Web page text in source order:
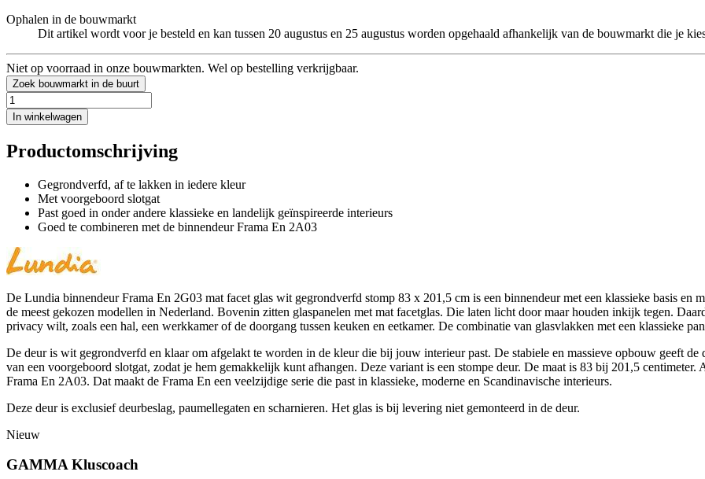
Ophalen in de bouwmarkt
Dit artikel wordt voor je besteld en kan tussen 20 augustus en 25 augustus worden opgehaald afhankelijk van de bouwmarkt die je
Niet op voorraad in onze bouwmarkten. Wel op bestelling verkrijgbaar.
Zoek bouwmarkt in de buurt
In winkelwagen
Productomschrijving
Gegrondverfd, af te lakken in iedere kleur
Met voorgeboord slotgat
Past goed in onder andere klassieke en landelijk geïnspireerde interieurs
Goed te combineren met de binnendeur Frama En 2A03
De Lundia binnendeur Frama En 2G03 mat facet glas wit gegrondverfd stomp 83 x 201,5 cm is een binnendeur met een klassieke basis en
de meest gekozen modellen in Nederland. Bovenin zitten glaspanelen met mat facetglas. Die laten licht door maar houden inkijk tegen.
privacy wilt, zoals een hal, een werkkamer of de doorgang tussen keuken en eetkamer. De combinatie van glasvlakken met een klassieke
De deur is wit gegrondverfd en klaar om afgelakt te worden in de kleur die bij jouw interieur past. De stabiele en massieve opbouw geeft
van een voorgeboord slotgat, zodat je hem gemakkelijk kunt afhangen. Deze variant is een stompe deur. De maat is 83 bij 201,5
Frama En 2A03. Dat maakt de Frama En een veelzijdige serie die past in klassieke, moderne en Scandinavische interieurs.
Deze deur is exclusief deurbeslag, paumellegaten en scharnieren. Het glas is bij levering niet gemonteerd in de deur.
Nieuw
GAMMA Kluscoach